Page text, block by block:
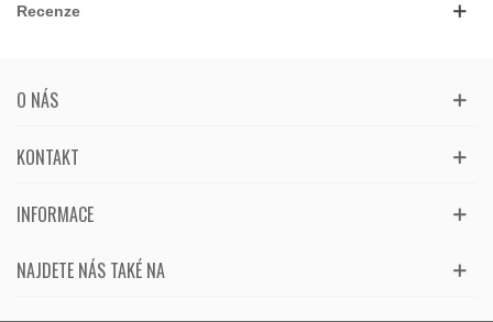
Recenze
O NÁS
KONTAKT
NAJDETE NÁS TAKÉ NA
INFORMACE